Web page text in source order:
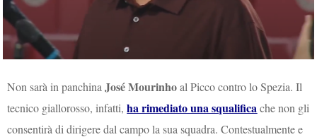
Non sarà in panchinaJosé Mourinhoal Picco contro lo Spezia. Il
tecnico giallorosso, infatti,ha rimediato una squalificache non gli
consentirà di dirigere dal campo la sua squadra. Contestualmente e